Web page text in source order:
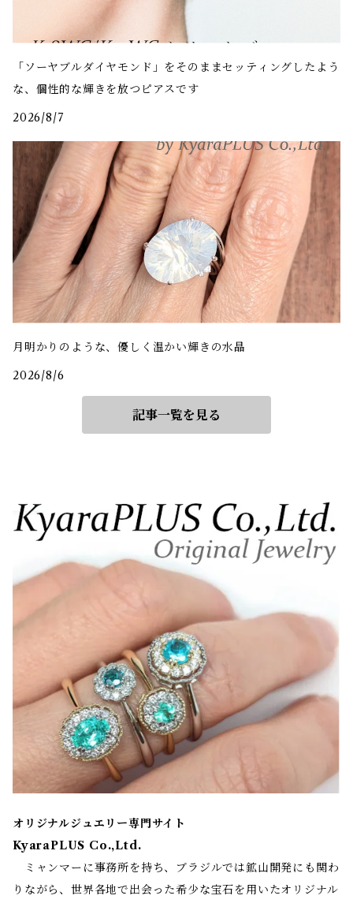
「ソーヤブルダイヤモンド」をそのままセッティングしたよう
な、個性的な輝きを放つピアスです
2026/8/7
月明かりのような、優しく温かい輝きの水晶
2026/8/6
記事一覧を見る
オリジナルジュエリー専門サイト
KyaraPLUS Co.,Ltd.
ミャンマーに事務所を持ち、ブラジルでは鉱山開発にも関わ
りながら、世界各地で出会った希少な宝石を用いたオリジナル